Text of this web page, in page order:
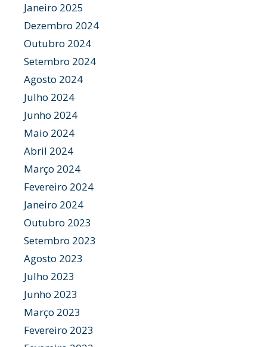
Janeiro 2025
Dezembro 2024
Outubro 2024
Setembro 2024
Agosto 2024
Julho 2024
Junho 2024
Maio 2024
Abril 2024
Março 2024
Fevereiro 2024
Janeiro 2024
Outubro 2023
Setembro 2023
Agosto 2023
Julho 2023
Junho 2023
Março 2023
Fevereiro 2023